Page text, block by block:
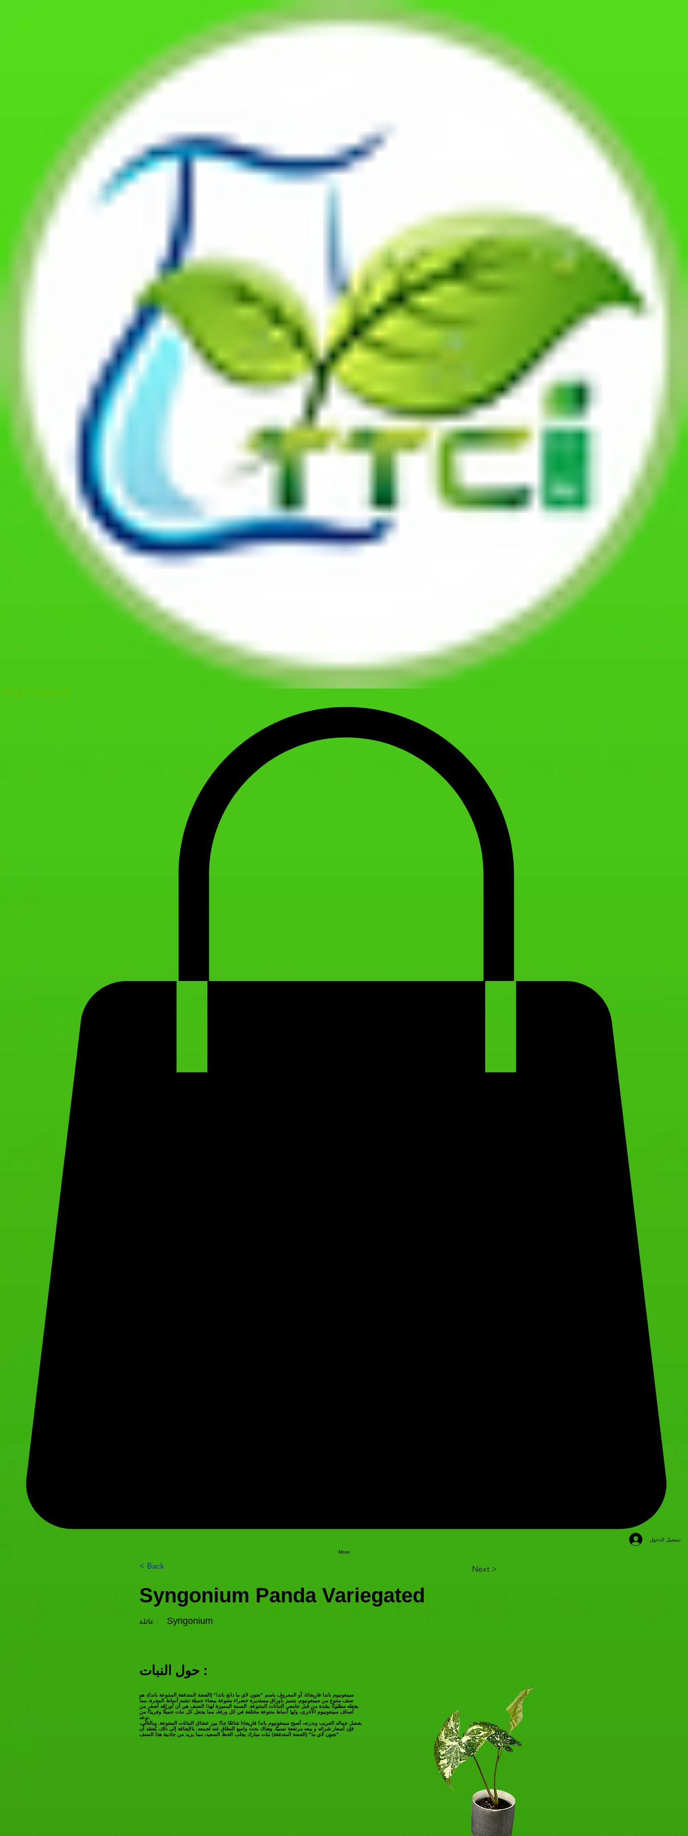
تسجيل الدخول
More
< Back Next >
Syngonium Panda Variegated
عائلة : Syngonium
حول النبات :
سينغونيوم باندا فارِيجاتا، أو المعروف باسم "نجون لاي ما دانغ باندا" (الفضة المتدفقة المتنوعة باندا)، هو
صنف متنوع من سينغونيوم، يتميز بأوراق مستديرة خضراء متنوعة بيضاء جميلة تشبه أنماط المجرة، مما
يجعله مطلوبًا بشدة من قبل جامعي النباتات المتنوعة. السمة المميزة لهذا الصنف هي أن أوراقه أصغر من
أصناف سينغونيوم الأخرى، ولها أنماط متنوعة مختلفة في كل ورقة، مما يجعل كل نبات جميلًا وفريدًا من
نوعه.
بفضل جماله الغريب وندرته، أصبح سينغونيوم باندا فارِيجاتا شائعًا جدًا بين عشاق النباتات المتنوعة. وبالتالي،
فإن أسعار شرائه و بيعه مرتفعة نسبيًا، وهناك بحث واسع النطاق عنه لجمعه. بالإضافة إلى ذلك، يُعتقد أن
"نجون لاي ما" (الفضة المتدفقة) نبات مبارك يجلب الحظ السعيد، مما يزيد من جاذبية هذا الصنف.